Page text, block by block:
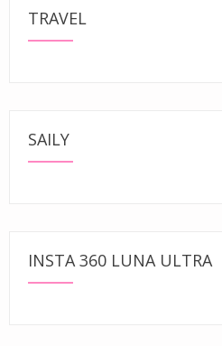
TRAVEL
SAILY
INSTA 360 LUNA ULTRA